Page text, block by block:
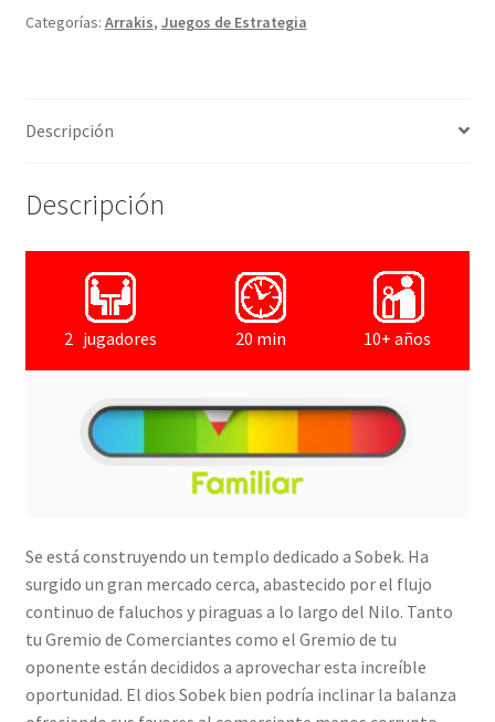
Categorías: Arrakis, Juegos de Estrategia
Descripción
Descripción
2 jugadores 20 min 10+ años
Se está construyendo un templo dedicado a Sobek. Ha
surgido un gran mercado cerca, abastecido por el flujo
continuo de faluchos y piraguas a lo largo del Nilo. Tanto
tu Gremio de Comerciantes como el Gremio de tu
oponente están decididos a aprovechar esta increíble
oportunidad. El dios Sobek bien podría inclinar la balanza